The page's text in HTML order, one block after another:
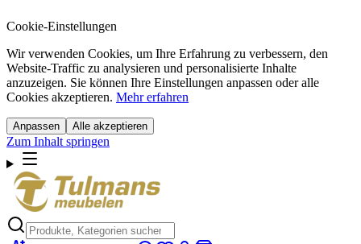
Cookie-Einstellungen
Wir verwenden Cookies, um Ihre Erfahrung zu verbessern, den
Website-Traffic zu analysieren und personalisierte Inhalte
anzuzeigen. Sie können Ihre Einstellungen anpassen oder alle
Cookies akzeptieren. Mehr erfahren
Anpassen Alle akzeptieren
Zum Inhalt springen